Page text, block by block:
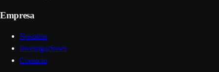
Empresa
Nosotros
Investigaciones
Contacto